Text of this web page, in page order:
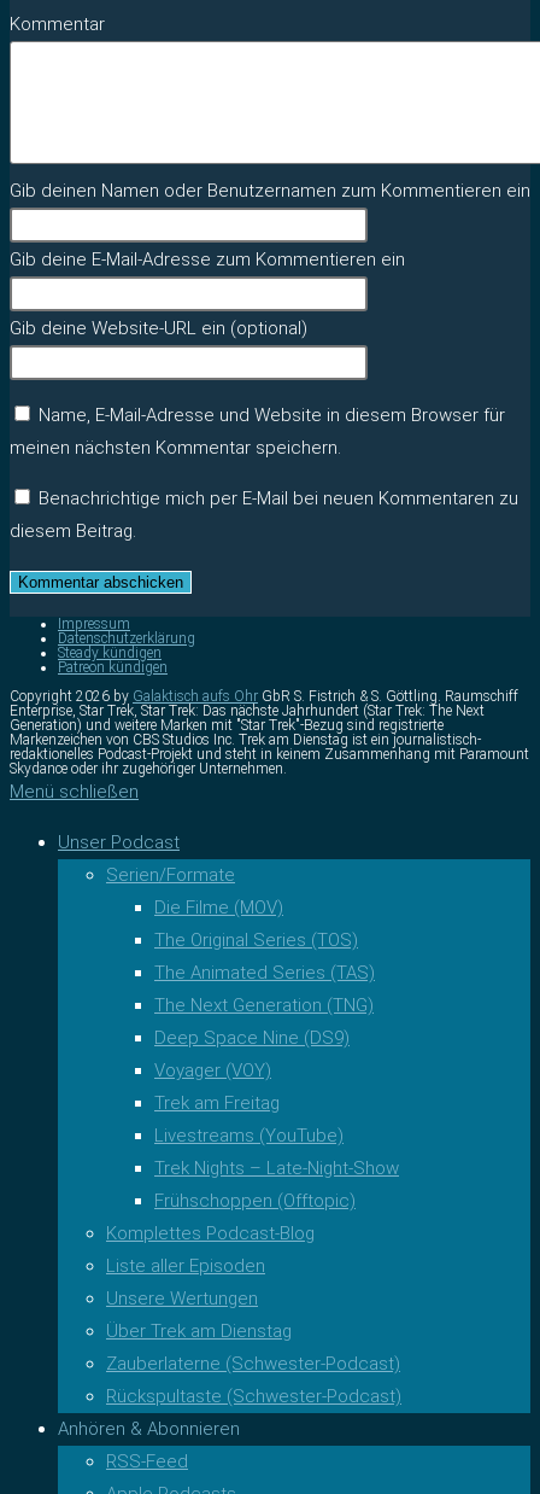
Kommentar
Gib deinen Namen oder Benutzernamen zum Kommentieren ein
Gib deine E-Mail-Adresse zum Kommentieren ein
Gib deine Website-URL ein (optional)
Name, E-Mail-Adresse und Website in diesem Browser für
meinen nächsten Kommentar speichern.
Benachrichtige mich per E-Mail bei neuen Kommentaren zu
diesem Beitrag.
Impressum
Datenschutzerklärung
Steady kündigen
Patreon kündigen
Copyright 2026 by Galaktisch aufs Ohr GbR S. Fistrich & S. Göttling. Raumschiff
Enterprise, Star Trek, Star Trek: Das nächste Jahrhundert (Star Trek: The Next
Generation) und weitere Marken mit "Star Trek"-Bezug sind registrierte
Markenzeichen von CBS Studios Inc. Trek am Dienstag ist ein journalistisch-
redaktionelles Podcast-Projekt und steht in keinem Zusammenhang mit Paramount
Skydance oder ihr zugehöriger Unternehmen.
Menü schließen
Unser Podcast
Serien/Formate
Die Filme (MOV)
The Original Series (TOS)
The Animated Series (TAS)
The Next Generation (TNG)
Deep Space Nine (DS9)
Voyager (VOY)
Trek am Freitag
Livestreams (YouTube)
Trek Nights – Late-Night-Show
Frühschoppen (Offtopic)
Komplettes Podcast-Blog
Liste aller Episoden
Unsere Wertungen
Über Trek am Dienstag
Zauberlaterne (Schwester-Podcast)
Rückspultaste (Schwester-Podcast)
Anhören & Abonnieren
RSS-Feed